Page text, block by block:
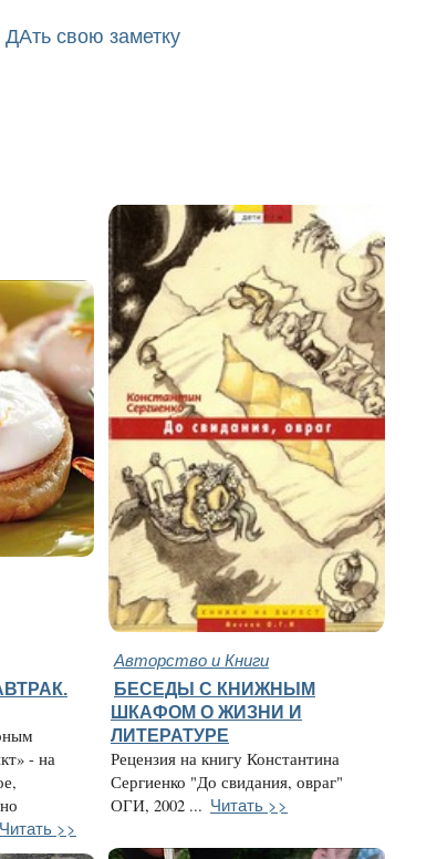
ДАть свою заметку
Авторство и Книги
- на
Читать >>
БЕСЕДЫ С КНИЖНЫМ
ШКАФОМ О ЖИЗНИ И
ЛИТЕРАТУРЕ
Рецензия на книгу Константина
Сергиенко "До свидания, овраг"
ОГИ, 2002 ... Читать >>